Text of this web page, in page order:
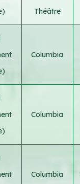
Théâtre
Columbia
Columbia
Columbia